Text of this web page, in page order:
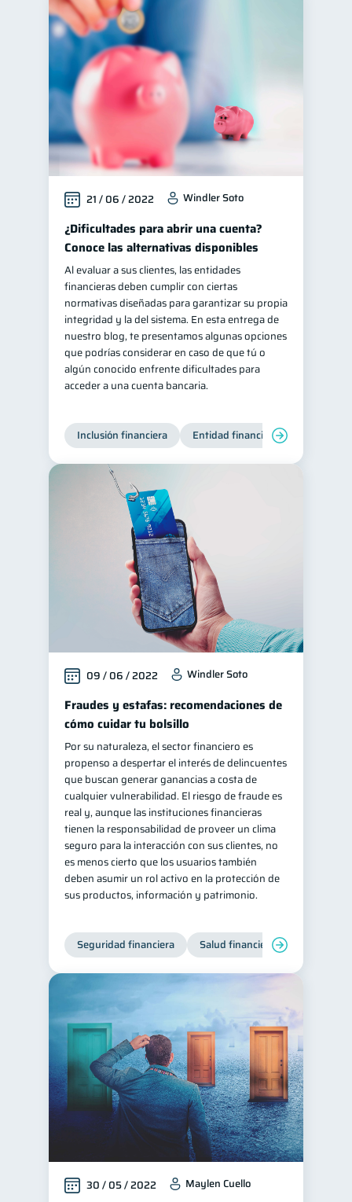
21 / 06 / 2022 Windler Soto
¿Dificultades para abrir una cuenta?
Conoce las alternativas disponibles
Al evaluar a sus clientes, las entidades
financieras deben cumplir con ciertas
normativas diseñadas para garantizar su propia
integridad y la del sistema. En esta entrega de
nuestro blog, te presentamos algunas opciones
que podrías considerar en caso de que tú o
algún conocido enfrente dificultades para
acceder a una cuenta bancaria.
Inclusión financiera Entidad financiera
09 / 06 / 2022 Windler Soto
Fraudes y estafas: recomendaciones de
cómo cuidar tu bolsillo
Por su naturaleza, el sector financiero es
propenso a despertar el interés de delincuentes
que buscan generar ganancias a costa de
cualquier vulnerabilidad. El riesgo de fraude es
real y, aunque las instituciones financieras
tienen la responsabilidad de proveer un clima
seguro para la interacción con sus clientes, no
es menos cierto que los usuarios también
deben asumir un rol activo en la protección de
sus productos, información y patrimonio.
Seguridad financiera Salud financiera
30 / 05 / 2022 Maylen Cuello